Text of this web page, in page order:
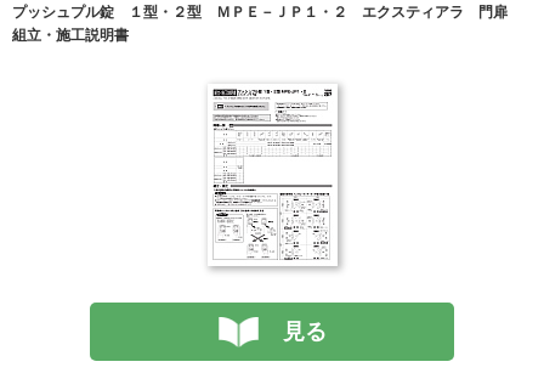
プッシュプル錠 １型・２型 ＭＰＥ－ＪＰ１・２ エクスティアラ 門扉
組立・施工説明書
見る